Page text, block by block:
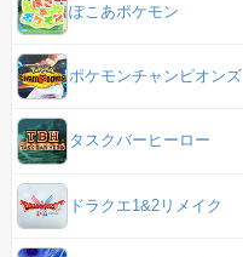
ぽこあポケモン
ポケモンチャンピオンズ
タスクバーヒーロー
ドラクエ1&2リメイク